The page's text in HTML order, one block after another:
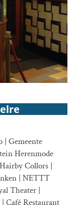
| Gemeente
Herenmode
Collors |
| NETTT
Theater |
Café Restaurant